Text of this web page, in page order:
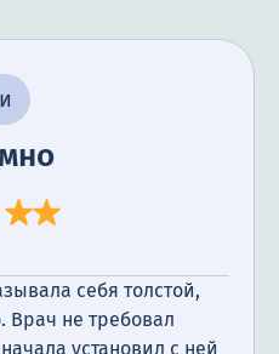
себя толстой,
Врач не требовал
установил с ней